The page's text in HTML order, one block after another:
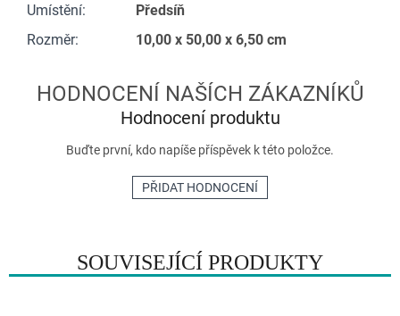
SOUVISEJÍCÍ PRODUKTY
Umístění:
Předsíň
Rozměr: 10,00 x 50,00 x 6,50 cm
Hodnocení produktu
Buďte první, kdo napíše příspěvek k této položce.
PŘIDAT HODNOCENÍ